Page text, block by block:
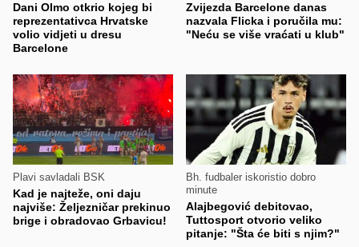
Dani Olmo otkrio kojeg bi
reprezentativca Hrvatske
volio vidjeti u dresu
Barcelone
Zvijezda Barcelone danas
nazvala Flicka i poručila mu:
"Neću se više vraćati u klub"
Plavi savladali BSK
Kad je najteže, oni daju
najviše: Željezničar prekinuo
brige i obradovao Grbavicu!
Bh. fudbaler iskoristio dobro
minute
Alajbegović debitovao,
Tuttosport otvorio veliko
pitanje: "Šta će biti s njim?"